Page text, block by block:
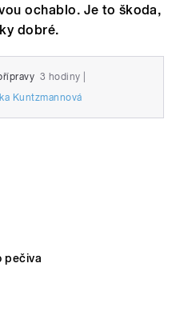
ochablo. Je to škoda,
dobré.
3 hodiny
Kuntzmannová
pečiva